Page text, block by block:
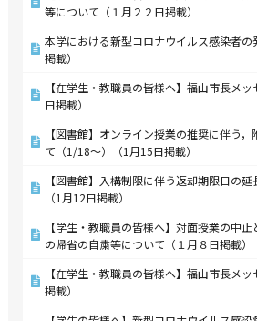
等について（１月２２日掲載）
本学における新型コロナウイルス感染者
掲載）
【在学生・教職員の皆様へ】福山市長メ
日掲載）
【図書館】オンライン授業の推奨に伴う
て（1/18～）（1月15日掲載）
【図書館】入構制限に伴う返却期限日の
（1月12日掲載）
【学生・教職員の皆様へ】対面授業の中
の帰省の自粛等について（１月８日掲載）
【在学生・教職員の皆様へ】福山市長メ
掲載）